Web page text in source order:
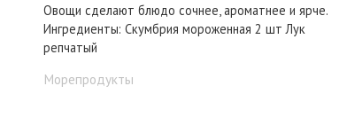
Овощи сделают блюдо сочнее, ароматнее и ярче.
Ингредиенты: Скумбрия мороженная 2 шт Лук
репчатый
Морепродукты